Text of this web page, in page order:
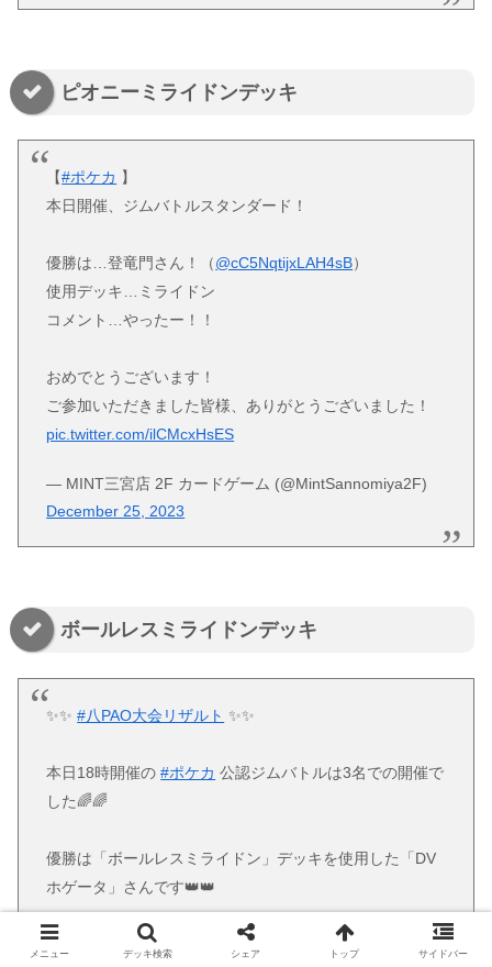
ピオニーミライドンデッキ
【#ポケカ 】
本日開催、ジムバトルスタンダード！
優勝は…登竜門さん！（@cC5NqtijxLAH4sB）
使用デッキ…ミライドン
コメント…やったー！！
おめでとうございます！
ご参加いただきました皆様、ありがとうございました！
pic.twitter.com/ilCMcxHsES
— MINT三宮店 2F カードゲーム (@MintSannomiya2F)
December 25, 2023
ボールレスミライドンデッキ
✨✨#八PAO大会リザルト ✨✨
本日18時開催の#ポケカ 公認ジムバトルは3名での開催で
した🌈🌈
優勝は「ボールレスミライドン」デッキを使用した「DV
ホゲータ」さんです👑👑
⚡️優勝おめでとうございます⚡️
メニュー デッキ検索 シェア トップ サイドバー